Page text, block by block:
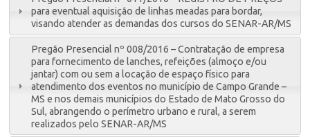
para eventual aquisição de linhas meadas para bordar,
visando atender as demandas dos cursos do SENAR-AR/MS
Pregão Presencial nº 008/2016 – Contratação de empresa
para fornecimento de lanches, refeições (almoço e/ou
jantar) com ou sem a locação de espaço físico para
atendimento dos eventos no município de Campo Grande –
MS e nos demais municípios do Estado de Mato Grosso do
Sul, abrangendo o perímetro urbano e rural, a serem
realizados pelo SENAR-AR/MS